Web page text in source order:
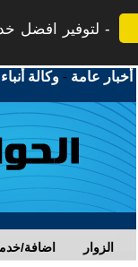
لتوفير افضل
أخبار عامة -وكالة
اضافة/ الزوار